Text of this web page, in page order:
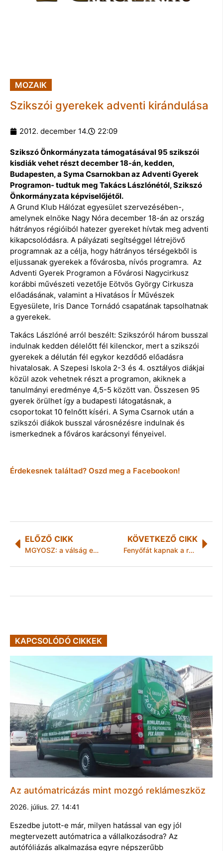
MOZAIK
Szikszói gyerekek adventi kirándulása
2012. december 14. 22:09
Szikszó Önkormányzata támogatásával 95 szikszói
kisdiák vehet részt december 18-án, kedden,
Budapesten, a Syma Csarnokban az Adventi Gyerek
Programon- tudtuk meg Takács Lászlónétól, Szikszó
Önkormányzata képviselőjétől.
A Grund Klub Hálózat egyesület szervezésében-,
amelynek elnöke Nagy Nóra december 18-án az ország
hátrányos régióiból hatezer gyereket hívtak meg adventi
kikapcsolódásra. A pályázati segítséggel létrejövő
programnak az a célja, hogy hátrányos térségekből is
eljussanak gyerekek a fővárosba, nívós programra. Az
Adventi Gyerek Programon a Fővárosi Nagycirkusz
korábbi művészeti vezetője Eötvös György Cirkusza
előadásának, valamint a Hivatásos Ír Művészek
Egyesülete, Iris Dance Tornádó csapatának tapsolhatnak
a gyerekek.
Takács Lászlóné arról beszélt: Szikszóról három busszal
indulnak kedden délelőtt fél kilenckor, mert a szikszói
gyerekek a délután fél egykor kezdődő előadásra
hivatalosak. A Szepesi Iskola 2-3 és 4. osztályos diákjai
közül azok vehetnek részt a programon, akiknek a
tanulmányi eredménye 4,5-5 között van. Összesen 95
gyerek örülhet így a budapesti látogatásnak, a
csoportokat 10 felnőtt kíséri. A Syma Csarnok után a
szikszói diákok busszal városnézésre indulnak és
ismerkednek a főváros karácsonyi fényeivel.
Érdekesnek találtad? Oszd meg a Facebookon!
ELŐZŐ CIKK
MGYOSZ: a válság ellenszere a folyamatos alkalmazkodás
KÖVETKEZŐ CIKK
Fenyőfát kapnak a rászoruló, miskolci családok
KAPCSOLÓDÓ CIKKEK
Az autómatricázás mint mozgó reklámeszköz
2026. július. 27. 14:41
Eszedbe jutott-e már, milyen hatással van egy jól
megtervezett autómatrica a vállalkozásodra? Az
autófóliázás alkalmazása egyre népszerűbb